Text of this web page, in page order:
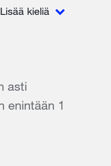
Lisää kieliä
asti
enintään 1